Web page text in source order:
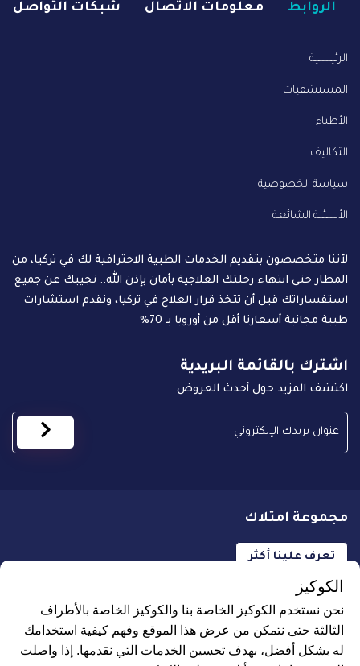
الروابط معلومات الاتصال شبكات التواصل
الرئيسية
المستشفيات
الأطباء
التكاليف
سياسة الخصوصية
الأسئلة الشائعة
لأننا متخصصون بتقديم الخدمات الطبية الاحترافية لك في تركيا، من
المطار حتى انتهاء رحلتك العلاجية بأمان بإذن الله.. نجيبك عن جميع
استفساراتك قبل أن تتخذ قرار العلاج في تركيا، ونقدم استشارات
طبية مجانية أسعارنا أقل من أوروبا بـ 70%
اشترك بالقائمة البريدية
اكتشف المزيد حول أحدث العروض
مجموعة امتلاك
تعرف علينا أكثر
الكوكيز
نحن نستخدم الكوكيز الخاصة بنا والكوكيز الخاصة بالأطراف
الثالثة حتى نتمكن من عرض هذا الموقع وفهم كيفية استخدامك
له بشكل أفضل، بهدف تحسين الخدمات التي نقدمها. إذا واصلت